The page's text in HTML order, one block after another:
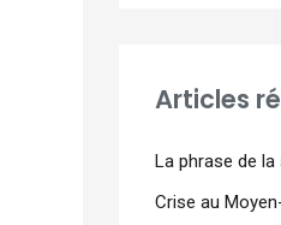
Articles
La phrase de la
Crise au